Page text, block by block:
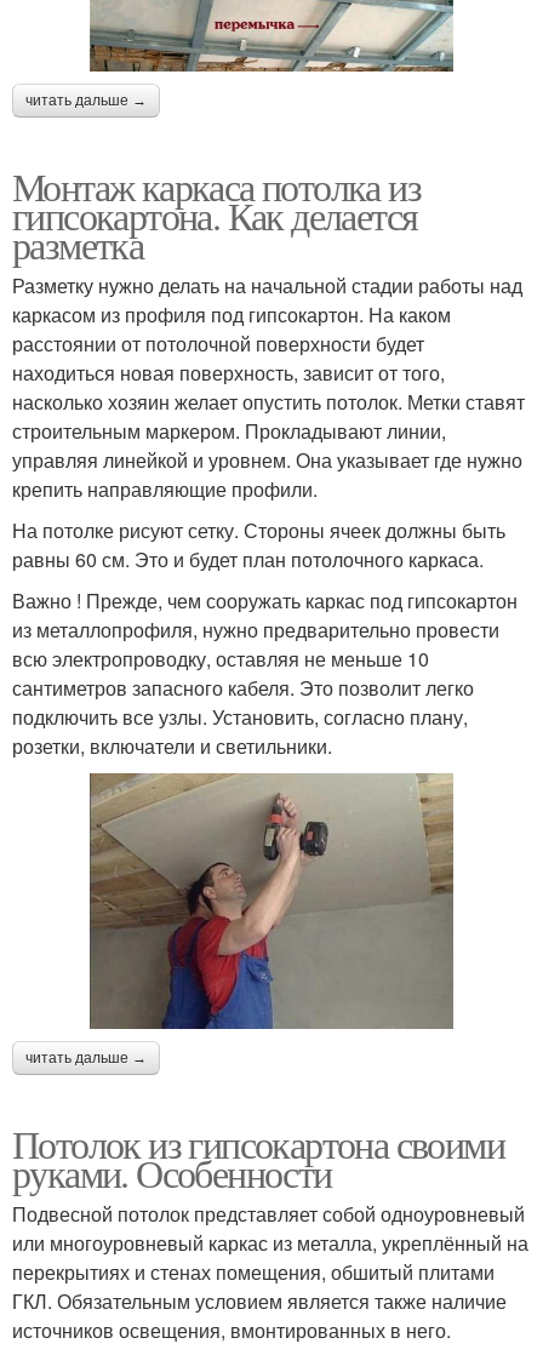
Красивые потолки Потолки на кухне
деревянный потолок
Потолок без каркаса
Каркас под потолок Навесные потолки
читать дальше →
Монтаж каркаса потолка из
гипсокартона. Как делается
разметка
Разметку нужно делать на начальной стадии работы над
каркасом из профиля под гипсокартон. На каком
расстоянии от потолочной поверхности будет
находиться новая поверхность, зависит от того,
насколько хозяин желает опустить потолок. Метки ставят
строительным маркером. Прокладывают линии,
управляя линейкой и уровнем. Она указывает где нужно
крепить направляющие профили.
На потолке рисуют сетку. Стороны ячеек должны быть
равны 60 см. Это и будет план потолочного каркаса.
Важно ! Прежде, чем сооружать каркас под гипсокартон
из металлопрофиля, нужно предварительно провести
всю электропроводку, оставляя не меньше 10
сантиметров запасного кабеля. Это позволит легко
подключить все узлы. Установить, согласно плану,
розетки, включатели и светильники.
читать дальше →
Потолок из гипсокартона своими
руками. Особенности
Подвесной потолок представляет собой одноуровневый
или многоуровневый каркас из металла, укреплённый на
перекрытиях и стенах помещения, обшитый плитами
ГКЛ. Обязательным условием является также наличие
источников освещения, вмонтированных в него.